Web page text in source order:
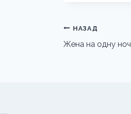
Навигация
по
НАЗАД
Жена на одну